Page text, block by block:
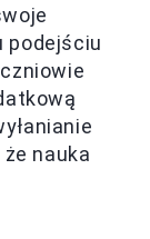
podejściu
nauka